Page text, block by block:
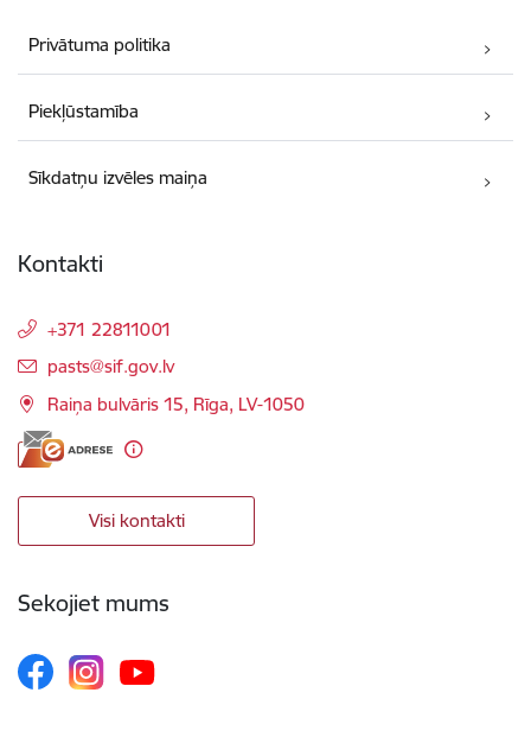
Privātuma politika
Piekļūstamība
Sīkdatņu izvēles maiņa
Kontakti
+371 22811001
E-pasts:
pasts@sif.gov.lv
Raiņa bulvāris 15, Rīga, LV-1050
Visi kontakti
Sekojiet mums